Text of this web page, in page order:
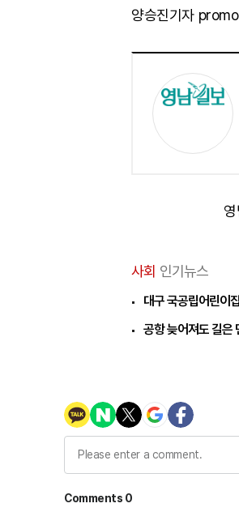
양승진기자
사회 인기뉴스
대구 국공립어린이
공항 늦어져도 길은